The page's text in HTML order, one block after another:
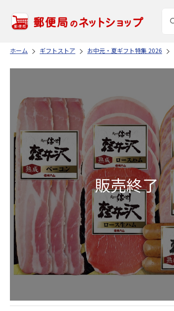
ホーム ギフトストア お中元・夏ギフト特集 2026